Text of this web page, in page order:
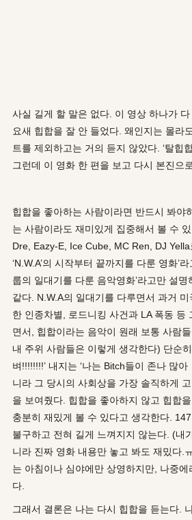
사실 길게 할 말은 없다. 이 영상 하나가
요새 힙합을 잘 안 들었다. 왜인지는 몰라
트를 제외하고는 거의 듣지 않았다. ‘탈힙
그런데 이 영화 한 편을 보고 다시 본진으
힙합을 좋아하는 사람이라면 반드시 봐야
는 사람이라도 재미있게 집중해서 볼 수
Dre, Eazy-E, Ice Cube, MC Ren, DJ
‘N.W.A’의 시작부터 끝까지를 다룬 영화’
룹의 일대기를 다룬 음악영화’라고만 설
같다. N.W.A의 일대기를 다루면서 과거
한 인종차별, 로드니킹 사건과 LA 폭동 등
면서, 힙합이라는 음악이 원래 보통 사람
내 주위 사람들은 이렇게 생각한다) 단순
벼!!!!!!!!’ 내지는 ‘나는 Bitch들이 존나 많
니라 그 당시의 사회상을 가장 솔직하게
을 보여줬다. 힙합을 좋아하지 않고 힙합
충분히 재밌게 볼 수 있다고 생각한다.
불구하고 전혀 길게 느껴지지 않는다. (내
니라 진짜 영화 내용만 놓고 봐도 재밌다.
는 아침이나 심야에만 상영하지만, 나중
다.
그래서 결론은 나는 다시 힙합을 듣는다.